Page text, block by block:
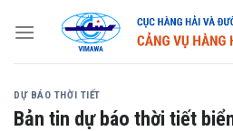
DỰ BÁO THỜI TIẾT
Bản tin dự báo thời tiết